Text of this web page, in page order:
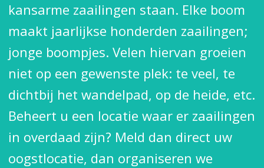
kansarme zaailingen staan. Elke boom
maakt jaarlijkse honderden zaailingen;
jonge boompjes. Velen hiervan groeien
niet op een gewenste plek: te veel, te
dichtbij het wandelpad, op de heide, etc.
Beheert u een locatie waar er zaailingen
in overdaad zijn? Meld dan direct uw
oogstlocatie, dan organiseren we